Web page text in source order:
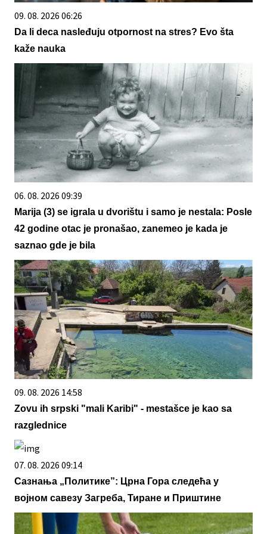
09. 08. 2026 06:26
Da li deca nasleđuju otpornost na stres? Evo šta
kaže nauka
06. 08. 2026 09:39
Marija (3) se igrala u dvorištu i samo je nestala: Posle
42 godine otac je pronašao, zanemeo je kada je
saznao gde je bila
09. 08. 2026 14:58
Zovu ih srpski "mali Karibi" - mestašce je kao sa
razglednice
07. 08. 2026 09:14
Сазнања „Политике”: Црна Гора следећа у
војном савезу Загреба, Тиране и Приштине